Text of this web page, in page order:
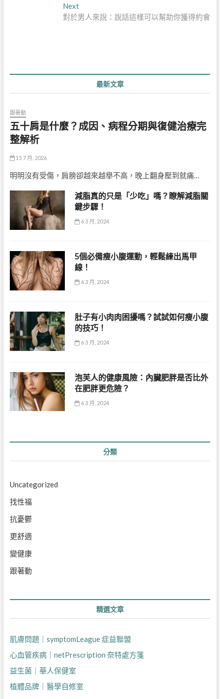
NextNext
post:
對於男人來說：說話這樣可以幫助你獲得約會
最新文章
跟著動
五十肩是什麼？成因、病程分期與復健治療完
整解析
15 7 月, 2026
明明沒有受傷，肩膀卻越來越舉不高，晚上翻身壓到就痛…
減脂真的只是「少吃」嗎？瞭解減脂關
鍵步驟！
6 3 月, 2024
5個必備瘦小腹運動，輕鬆練出馬甲
線！
6 3 月, 2024
肚子有小肉肉困擾嗎？試試如何瘦小腹
的技巧！
6 3 月, 2024
泡芙人的健康風險：內臟肥胖是否比外
在肥胖更危險？
6 3 月, 2024
分類
Uncategorized
找性福
抗憂鬱
更舒適
變健康
跟著動
精選文章
肌膚問題｜symptomLeague 症益聯盟
心血管疾病｜netPrescription 奈特處方箋
益生菌｜華人保健室
植體品牌｜醫學自修室